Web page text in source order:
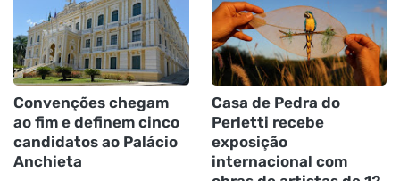
Convenções chegam
ao fim e definem cinco
candidatos ao Palácio
Anchieta
Casa de Pedra do
Perletti recebe
exposição
internacional com